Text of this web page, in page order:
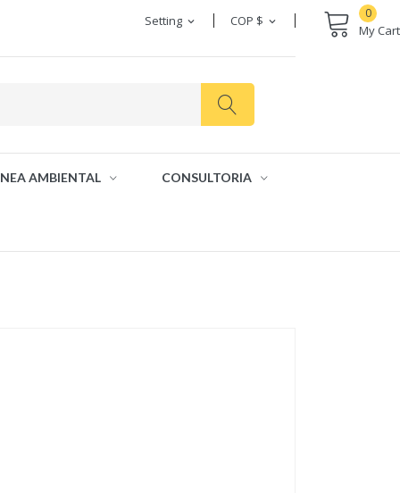
0
My Cart
COP $ expand_more
Setting expand_more
AMBIENTAL CONSULTORIA